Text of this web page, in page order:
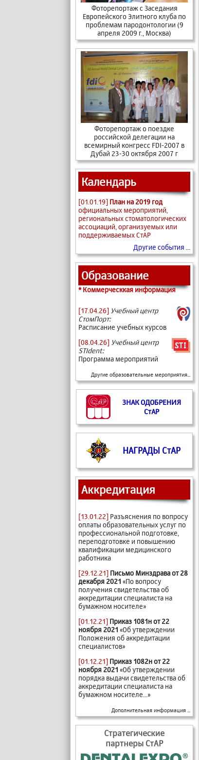
Фоторепортаж с Заседания
Европейского Элитного клуба по
проблемам пародонтологии (9
апреля 2009 г., Москва)
Фоторепортаж о поездке
российской делегации на
всемирный конгресс FDI-2007 в
Дубай 23-30 октября 2007 г
Календарь
[01.01.19] План на 2019 год
официальных мероприятий,
региональных стоматологических
ассоциаций, организуемых или
поддерживаемых СтАР
Другие события ...
Образование
* Коммерческкая информация
[17.04.26] Учебный центр
СтомПорт:
Расписание учебных курсов
[08.04.26] Учебный центр
STIdent:
Программа мероприятий
Другие образовательные мероприятия...
ЗНАК ОДОБРЕНИЯ
СтАР
НАГРАДЫ СтАР
Аккредитация
[13.01.22] Разъяснения по вопросу
оплаты образовательных услуг по
профессиональной подготовке,
переподготовке и повышению
квалификации медицинского
работника
[29.12.21] Письмо Минздрава от 28
декабря 2021 «По вопросу
получения свидетельства об
аккредитации специалиста на
бумажном носителе»
[01.12.21] Приказ 1081н от 22
ноября 2021 «Об утверждении
Положения об аккредитации
специалистов»
[01.12.21] Приказ 1082н от 22
ноября 2021 «Об утверждении
порядка выдачи свидетельства об
аккредитации специалиста на
бумажном носителе...»
Дополнительная информация ...
Стратегические
партнеры СтАР